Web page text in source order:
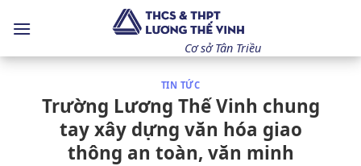
qua
Cơ sở Tân Triều
TIN TỨC
Trường Lương Thế Vinh chung
tay xây dựng văn hóa giao
thông an toàn, văn minh